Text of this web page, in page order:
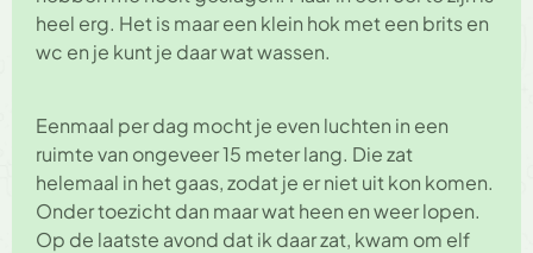
heel erg. Het is maar een klein hok met een brits en
wc en je kunt je daar wat wassen.
Eenmaal per dag mocht je even luchten in een
ruimte van ongeveer 15 meter lang. Die zat
helemaal in het gaas, zodat je er niet uit kon komen.
Onder toezicht dan maar wat heen en weer lopen.
Op de laatste avond dat ik daar zat, kwam om elf